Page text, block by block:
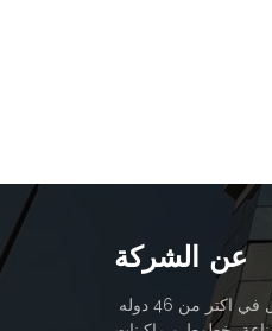
عن الشركة
بخبره هندسية و فنية تفوق ال 30 عام و سابقة اعمال في اكتر من 46 دوله